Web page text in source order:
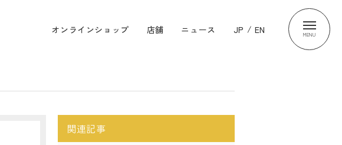
オンラインショップ 店舗 ニュース JP / EN MENU
関連記事